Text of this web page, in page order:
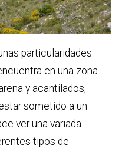
particularidades
en una zona
y acantilados,
sometido a un
ver una variada
tipos de